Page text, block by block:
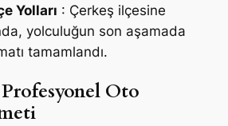
Yolları : Çerkeş ilçesine
yolculuğun son aşamada
tamamlandı.
Oto